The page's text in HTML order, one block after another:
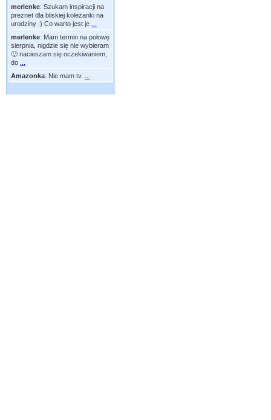
merlenke: Szukam inspiracji na
preznet dla bliskiej koleżanki na
urodziny :) Co warto jest je
merlenke: Mam termin na połowę
sierpnia, nigdzie się nie wybieram
🙂 nacieszam się oczekiwaniem,
do
Amazonka: Nie mam tv.